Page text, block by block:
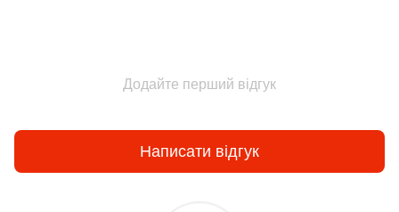
Додайте перший відгук
Написати відгук